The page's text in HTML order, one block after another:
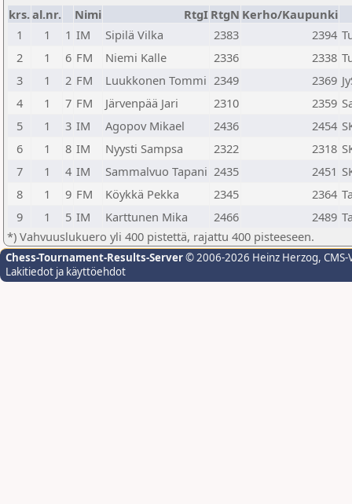
krs.al.nr. Nimi RtgI RtgN Kerho/Kaupunki
1
1 1 IM Sipilä Vilka 2383 2394
2
1 6 FM Niemi Kalle 2336 2338
3
1 2 FM Luukkonen Tommi 2349 2369
4
1 7 FM Järvenpää Jari 2310 2359
5
1 3 IM Agopov Mikael 2436 2454
6
1 8 IM Nyysti Sampsa 2322 2318
7
1 4 IM Sammalvuo Tapani 2435 2451
8
1 9 FM Köykkä Pekka 2345 2364
9
1 5 IM Karttunen Mika 2466 2489
*) Vahvuuslukuero yli 400 pistettä, rajattu 400 pisteeseen.
Chess-Tournament-Results-Server© 2006-2026 Heinz Herzog,
Lakitiedot ja käyttöehdot